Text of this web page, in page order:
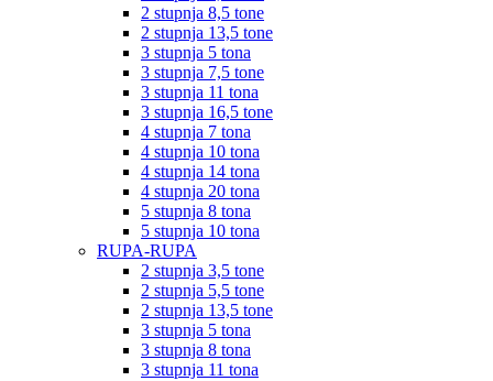
2 stupnja 8,5 tone
2 stupnja 13,5 tone
3 stupnja 5 tona
3 stupnja 7,5 tone
3 stupnja 11 tona
3 stupnja 16,5 tone
4 stupnja 7 tona
4 stupnja 10 tona
4 stupnja 14 tona
4 stupnja 20 tona
5 stupnja 8 tona
5 stupnja 10 tona
RUPA-RUPA
2 stupnja 3,5 tone
2 stupnja 5,5 tone
2 stupnja 13,5 tone
3 stupnja 5 tona
3 stupnja 8 tona
3 stupnja 11 tona